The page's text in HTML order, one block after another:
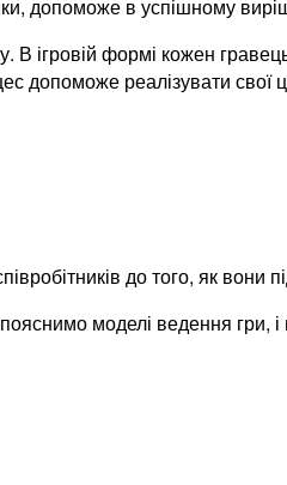
допоможе в успішному
ігровій формі кожен
допоможе реалізувати свої
до того, як вони
моделі ведення гри,